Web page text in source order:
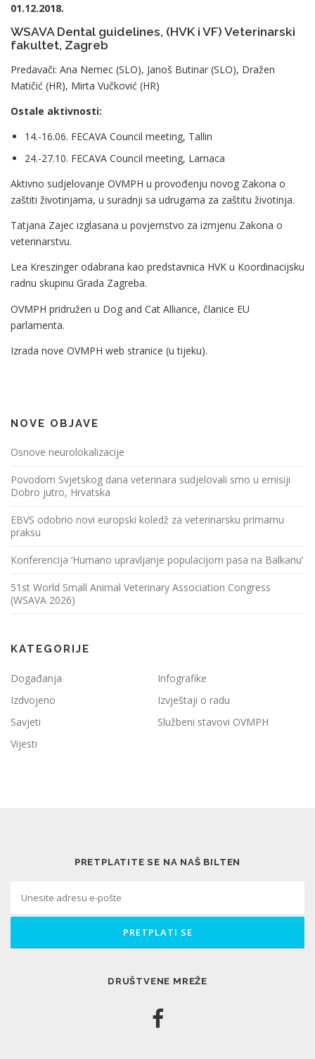
01.12.2018.
WSAVA Dental guidelines, (HVK i VF) Veterinarski
fakultet, Zagreb
Predavači: Ana Nemec (SLO), Janoš Butinar (SLO), Dražen
Matičić (HR), Mirta Vučković (HR)
Ostale aktivnosti:
14.-16.06. FECAVA Council meeting, Tallin
24.-27.10. FECAVA Council meeting, Larnaca
Aktivno sudjelovanje OVMPH u provođenju novog Zakona o
zaštiti životinjama, u suradnji sa udrugama za zaštitu životinja.
Tatjana Zajec izglasana u povjernstvo za izmjenu Zakona o
veterinarstvu.
Lea Kreszinger odabrana kao predstavnica HVK u Koordinacijsku
radnu skupinu Grada Zagreba.
OVMPH pridružen u Dog and Cat Alliance, članice EU
parlamenta.
Izrada nove OVMPH web stranice (u tijeku).
NOVE OBJAVE
Osnove neurolokalizacije
Povodom Svjetskog dana veterinara sudjelovali smo u emisiji
Dobro jutro, Hrvatska
EBVS odobrio novi europski koledž za veterinarsku primarnu
praksu
Konferencija ‘Humano upravljanje populacijom pasa na Balkanu’
51st World Small Animal Veterinary Association Congress
(WSAVA 2026)
KATEGORIJE
Događanja
Infografike
Izdvojeno
Izvještaji o radu
Savjeti
Službeni stavovi OVMPH
Vijesti
PRETPLATITE SE NA NAŠ BILTEN
DRUŠTVENE MREŽE